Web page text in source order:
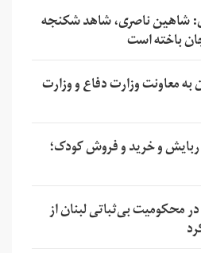
شاهین ناصری، شاهد شکنجه
باخته است
به معاونت وزارت دفاع و وزارت
و خرید و فروش کودک؛
در محکومیت بی‌ثباتی لبنان از